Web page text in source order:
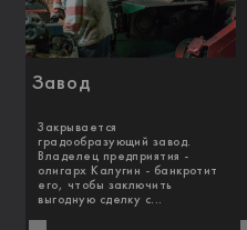
Завод
Закрывается
градообразующий завод.
Владелец предприятия -
олигарх Калугин - банкротит
его, чтобы заключить
выгодную сделку с...